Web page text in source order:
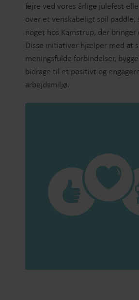
fejre ved vores årlige julefest
over et venskabeligt spil paddle,
noget hos Kamstrup, der bringer
Disse initiativer hjælper med at
meningsfulde forbindelser,
bidrage til et positivt og
arbejdsmiljø.